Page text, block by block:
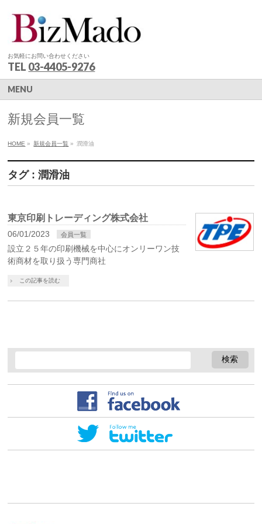
お気軽にお問い合わせください
TEL 03-4405-9276
MENU
新規会員一覧
HOME » 新規会員一覧 » 潤滑油
タグ : 潤滑油
東京印刷トレーディング株式会社
06/01/2023 会員一覧
設立２５年の印刷機械を中心にオンリーワン技
術商材を取り扱う専門商社
この記事を読む